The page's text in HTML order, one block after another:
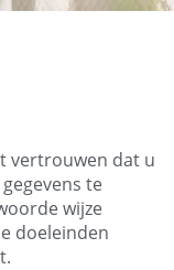
vertrouwen dat u
te
wijze
doeleinden